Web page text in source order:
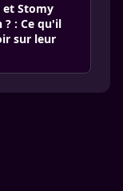
et Stomy
? : Ce qu'il
sur leur